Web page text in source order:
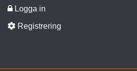
Logga in
Registrering